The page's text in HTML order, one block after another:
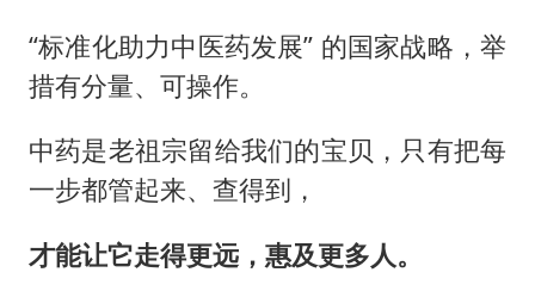
“标准化助力中医药发展” 的国家战略，举
措有分量、可操作。
中药是老祖宗留给我们的宝贝，只有把每
一步都管起来、查得到，
才能让它走得更远，惠及更多人。